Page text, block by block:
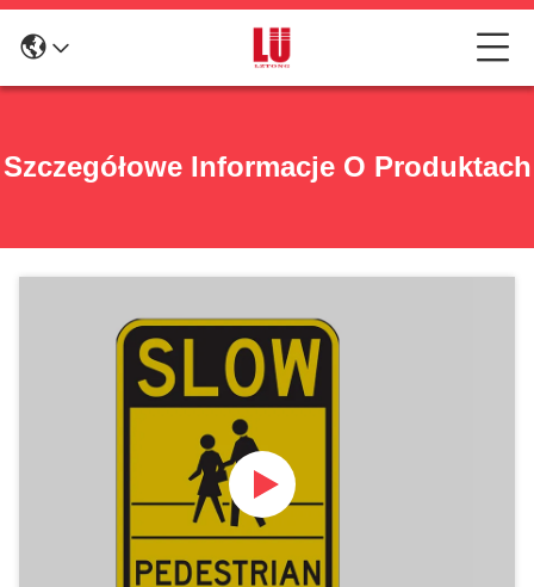
Szczegółowe Informacje O Produktach